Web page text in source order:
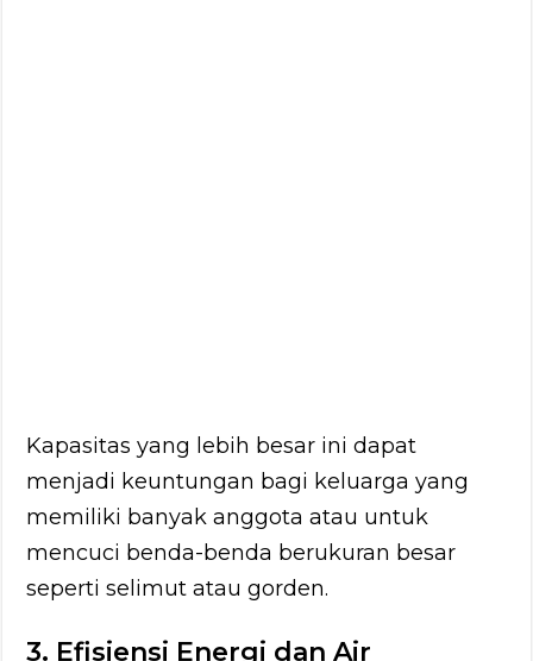
Kapasitas yang lebih besar ini dapat
menjadi keuntungan bagi keluarga yang
memiliki banyak anggota atau untuk
mencuci benda-benda berukuran besar
seperti selimut atau gorden.
3. Efisiensi Energi dan Air